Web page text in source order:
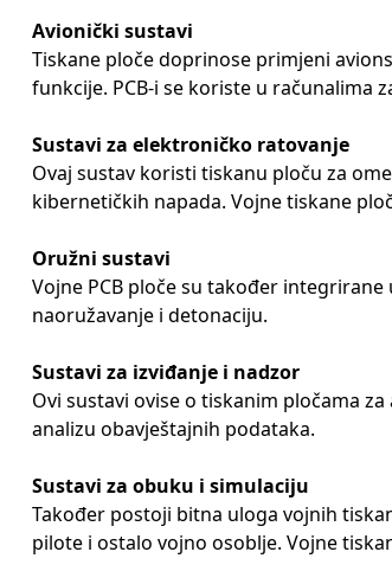
Avionički sustavi
Tiskane ploče doprinose primjeni
funkcije. PCB-i se koriste u računalima
Sustavi za elektroničko ratovanje
Ovaj sustav koristi tiskanu ploču za
kibernetičkih napada. Vojne tiskane
Oružni sustavi
Vojne PCB ploče su također
naoružavanje i detonaciju.
Sustavi za izviđanje i nadzor
Ovi sustavi ovise o tiskanim pločama
analizu obavještajnih podataka.
Sustavi za obuku i simulaciju
Također postoji bitna uloga vojnih
pilote i ostalo vojno osoblje. Vojne